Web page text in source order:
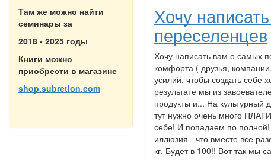
Там же можно найти
семинары за
2018 - 2025 годы
Книги можно
приобрести в магазине
shop.subretion.com
Хочу
переселенцев
Хочу написать вам о самых
комфорта ( друзья,
усилий, чтобы создать себе
результате мы из
продукты и... На культурный
тут нужно очень много
себе! И попадаем по
иллюзия - что вместе все
кг. Будет в 100!! Вот так мы